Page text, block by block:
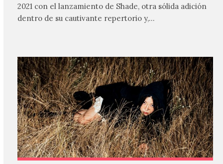
2021 con el lanzamiento de Shade, otra sólida adición
dentro de su cautivante repertorio y,…